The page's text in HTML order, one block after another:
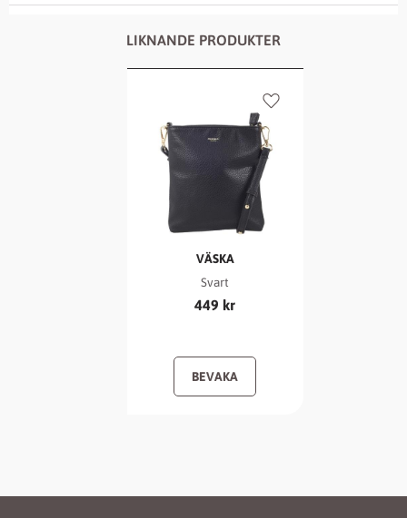
LIKNANDE PRODUKTER
VÄSKA
Svart
449 kr
Lägg till i favoriter